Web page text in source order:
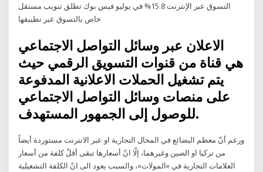
التسوق عبر الإنترنت 15.8% في يوليو فيس بوك تطلق تبويب مستقل
خاص بالتسوق عبر تطبيقها
الاعلان عبر وسائل التواصل الاجتماعي
هي قناة من قنوات التسويق الرقمي حيث
يتم تشغيل الحملات الاعلانية المدفوعة
على منصات وسائل التواصل الاجتماعي
للوصول إلى الجمهور المستهدف.
ورغم أنّ معظم البضائع في المحال التجارية او عبر الانترنت مستوردة أيضاً
من تركيا او الصين وغيرهما، إلّا انّ أسعارها تبقى أقلّ كلفة من أسعار
العلامات التجارية في «المولات»، والسبب يعود الى انّ الكلفة التشغيلية